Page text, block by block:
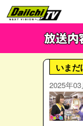
いまだ
2025年03